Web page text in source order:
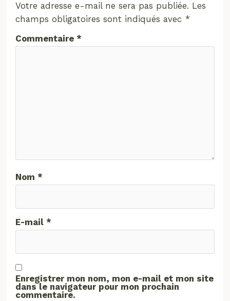
Votre adresse e-mail ne sera pas publiée. Les
champs obligatoires sont indiqués avec *
Commentaire*
Nom*
E-mail*
Enregistrer mon nom, mon e-mail et mon site
dans le navigateur pour mon prochain
commentaire.